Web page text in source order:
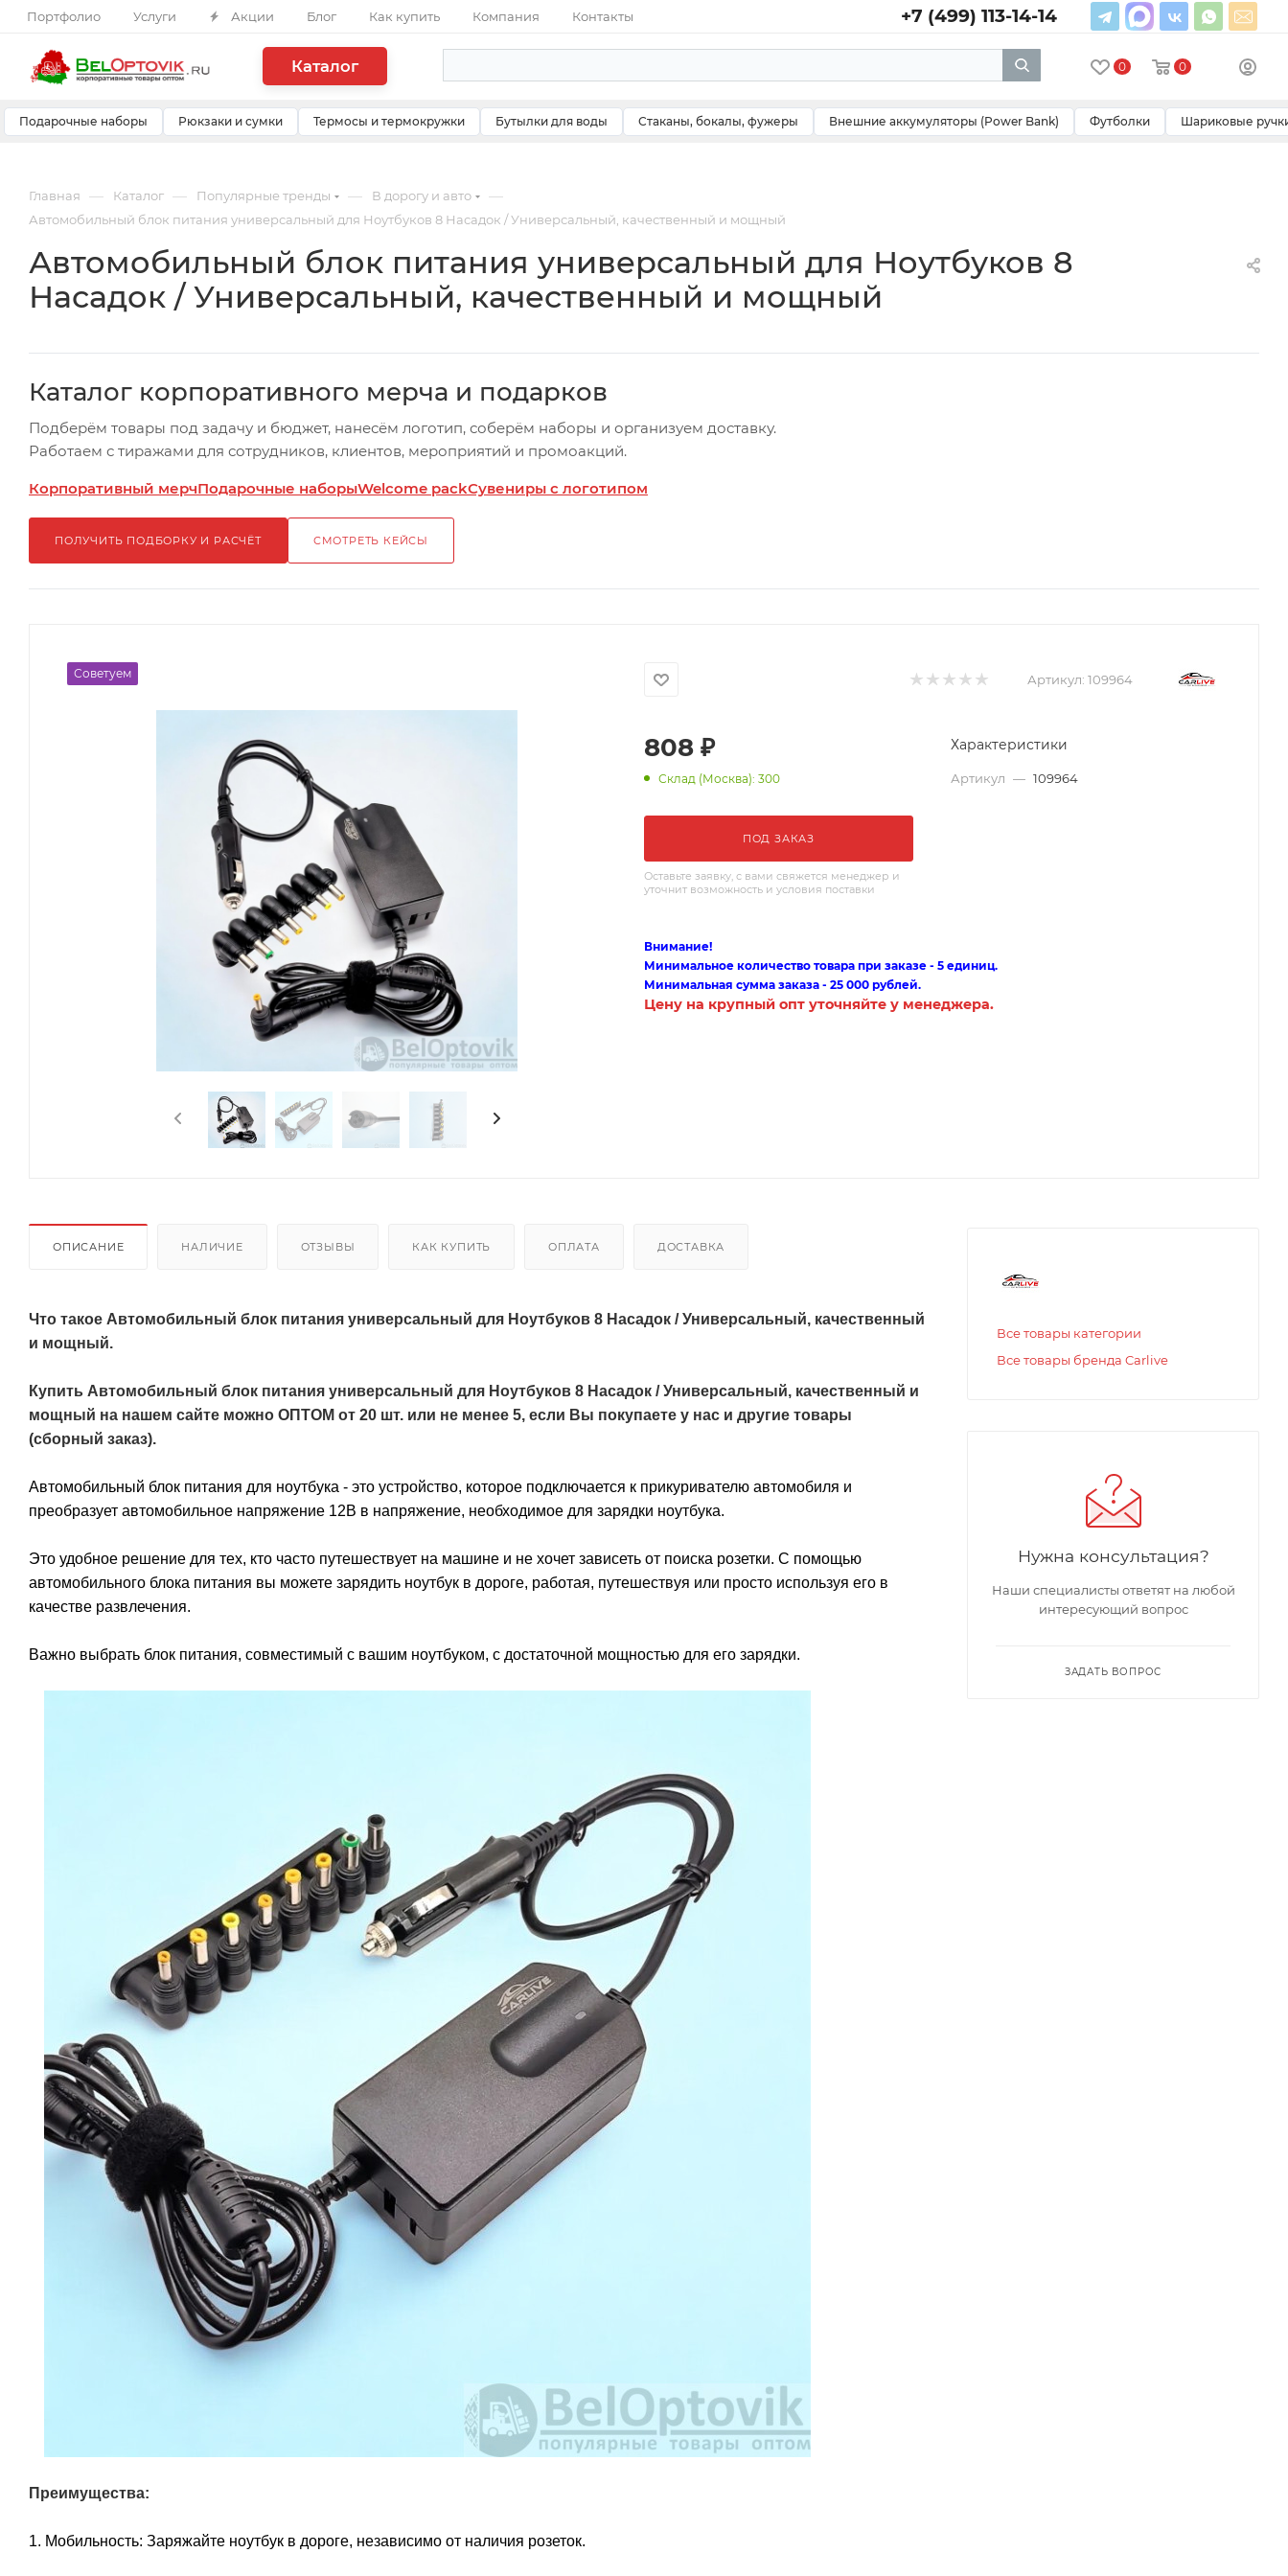
Портфолио Услуги Акции Блог Как купить Компания Контакты +7 (499) 113-14-14
Каталог 0 0
Подарочные наборы Рюкзаки и сумки Термосы и термокружки Бутылки для воды Стаканы, бокалы, фужеры Внешние аккумуляторы (Power Bank) Футболки Шариковые
Главная — Каталог — Популярные тренды — В дорогу и авто —
Автомобильный блок питания универсальный для Ноутбуков 8 Насадок / Универсальный, качественный и мощный
Автомобильный блок питания универсальный для Ноутбуков 8
Насадок / Универсальный, качественный и мощный
Каталог корпоративного мерча и подарков
Подберём товары под задачу и бюджет, нанесём логотип, соберём наборы и организуем доставку.
Работаем с тиражами для сотрудников, клиентов, мероприятий и промоакций.
Корпоративный мерчПодарочные наборыWelcome packСувениры с логотипом
ПОЛУЧИТЬ ПОДБОРКУ И РАСЧЁТ СМОТРЕТЬ КЕЙСЫ
Советуем Артикул: 109964
808 ₽
Склад (Москва): 300
ПОД ЗАКАЗ
Оставьте заявку, с вами свяжется менеджер и
уточнит возможность и условия поставки
Характеристики
Артикул — 109964
Внимание!
Минимальное количество товара при заказе - 5 единиц.
Минимальная сумма заказа - 25 000 рублей.
Цену на крупный опт уточняйте у менеджера.
ОПИСАНИЕ НАЛИЧИЕ ОТЗЫВЫ КАК КУПИТЬ ОПЛАТА ДОСТАВКА
Что такое Автомобильный блок питания универсальный для Ноутбуков 8 Насадок / Универсальный, качественный
и мощный.
Купить Автомобильный блок питания универсальный для Ноутбуков 8 Насадок / Универсальный, качественный и
мощный на нашем сайте можно ОПТОМ от 20 шт. или не менее 5, если Вы покупаете у нас и другие товары
(сборный заказ).
Автомобильный блок питания для ноутбука - это устройство, которое подключается к прикуривателю автомобиля и
преобразует автомобильное напряжение 12В в напряжение, необходимое для зарядки ноутбука.
Это удобное решение для тех, кто часто путешествует на машине и не хочет зависеть от поиска розетки. С помощью
автомобильного блока питания вы можете зарядить ноутбук в дороге, работая, путешествуя или просто используя его в
качестве развлечения.
Важно выбрать блок питания, совместимый с вашим ноутбуком, с достаточной мощностью для его зарядки.
Преимущества:
1. Мобильность: Заряжайте ноутбук в дороге, независимо от наличия розеток.
Все товары категории
Все товары бренда Carlive
Нужна консультация?
Наши специалисты ответят на любой
интересующий вопрос
ЗАДАТЬ ВОПРОС